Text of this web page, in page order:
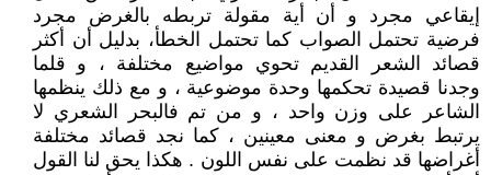
إيقاعي مجرد و أن أية مقولة تربطه بالغرض مجرد
فرضية تحتمل الصواب كما تحتمل الخطأ، بدليل أن أكثر
قصائد الشعر القديم تحوي مواضيع مختلفة ، و قلما
وجدنا قصيدة تحكمها وحدة موضوعية ، و مع ذلك ينظمها
الشاعر على وزن واحد ، و من تم فالبحر الشعري لا
يرتبط بغرض و معنى معينين ، كما نجد قصائد مختلفة
أغراضها قد نظمت على نفس اللون . هكذا يحق لنا القول